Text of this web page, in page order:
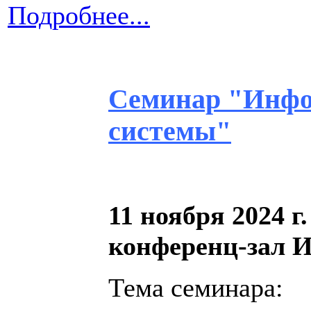
Подробнее...
Семинар
системы"
11 ноября 2024
конференц-
Тема семинара: